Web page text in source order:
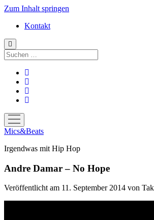
Zum Inhalt springen
Kontakt
Suchen
Menü
öffnen
Mics&Beats
Irgendwas mit Hip Hop
Andre Damar – No Hope
Veröffentlicht am 11. September 2014 von